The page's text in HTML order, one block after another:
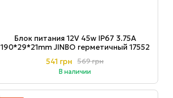
Блок питания 12V 45w ІР67 3.75A
190*29*21mm JINBO герметичный 17552
569 грн
541 грн
В наличии